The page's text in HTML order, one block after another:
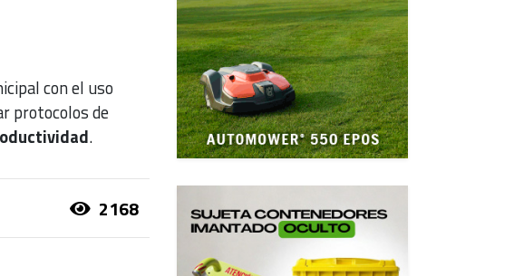
con el uso
protocolos de
.
2168